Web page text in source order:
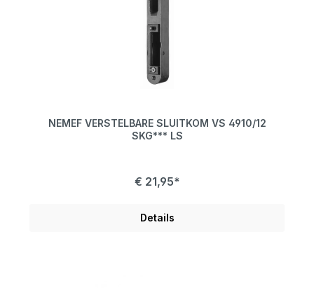
NEMEF VERSTELBARE SLUITKOM VS 4910/12
SKG*** LS
€ 21,95*
Details